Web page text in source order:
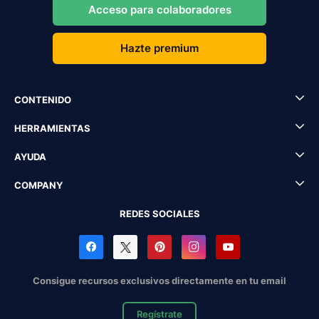
Acceso para colaboradores
Hazte premium
CONTENIDO
HERRAMIENTAS
AYUDA
COMPANY
REDES SOCIALES
Consigue recursos exclusivos directamente en tu email
Regístrate